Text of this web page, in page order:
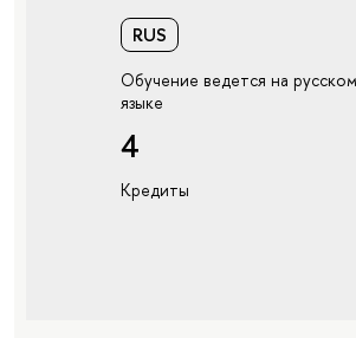
RUS
Обучение ведется на русском
языке
4
Кредиты